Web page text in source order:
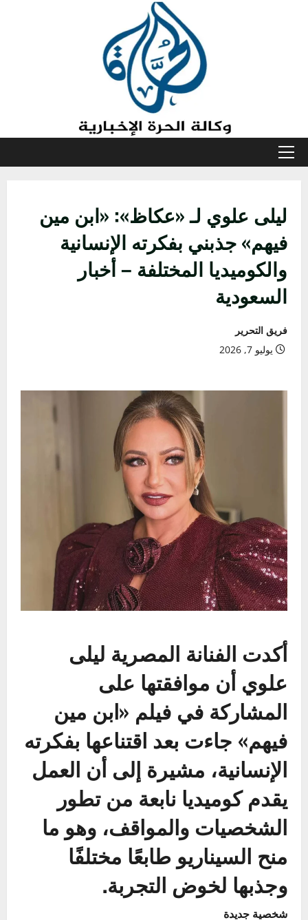
القائمة
ليلى علوي لـ «عكاظ»: «ابن مين
فيهم» جذبني بفكرته الإنسانية
والكوميديا المختلفة – أخبار
السعودية
فريق التحرير
يوليو 7, 2026
أكدت الفنانة المصرية ليلى
علوي أن موافقتها على
المشاركة في فيلم «ابن مين
فيهم» جاءت بعد اقتناعها بفكرته
الإنسانية، مشيرة إلى أن العمل
يقدم كوميديا نابعة من تطور
الشخصيات والمواقف، وهو ما
منح السيناريو طابعًا مختلفًا
وجذبها لخوض التجربة.
شخصية جديدة